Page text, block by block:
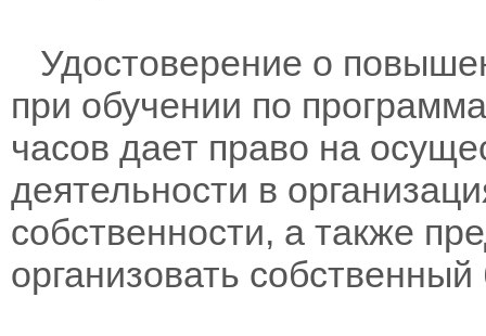
Удостоверение о
при обучении по
часов дает право на
деятельности в
собственности, а также
организовать